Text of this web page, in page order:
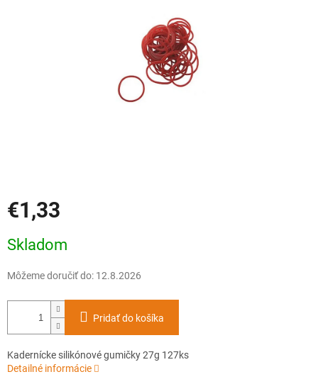
€1,33
cena:
Skladom
Môžeme doručiť do: 12.8.2026
Pridať do košíka
Kadernícke silikónové gumičky 27g 127ks
Detailné informácie